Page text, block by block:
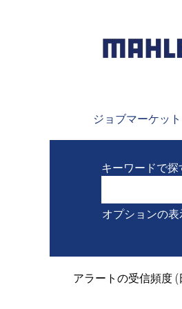
ジョブマーケット
MAHLEが
キーワードで探
オプションの
アラートの受信頻度 (